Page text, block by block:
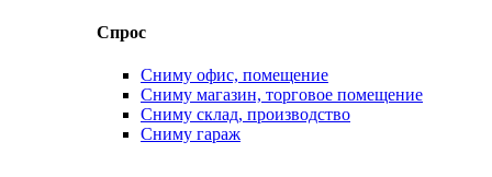
Спрос
Сниму офис, помещение
Сниму магазин, торговое помещение
Сниму склад, производство
Сниму гараж